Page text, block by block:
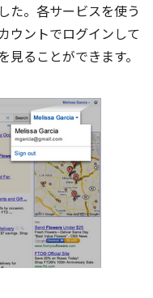
た。各サービスを使う
ウントでログインして
ることができます。